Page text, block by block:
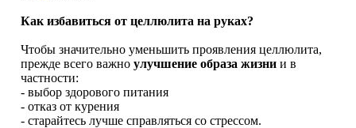
Как избавиться от целлюлита на руках?
Чтобы значительно уменьшить проявления целлюлита,
прежде всего важно улучшение образа жизнии в
частности:
- выбор здорового питания
- отказ от курения
- старайтесь лучше справляться со стрессом.